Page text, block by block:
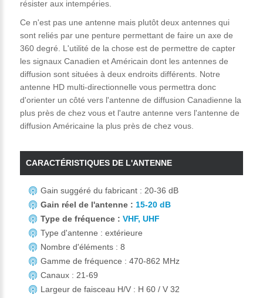
résister aux intempéries.
Ce n'est pas une antenne mais plutôt deux antennes qui
sont reliés par une penture permettant de faire un axe de
360 degré. L'utilité de la chose est de permettre de capter
les signaux Canadien et Américain dont les antennes de
diffusion sont situées à deux endroits différents. Notre
antenne HD multi-directionnelle vous permettra donc
d'orienter un côté vers l'antenne de diffusion Canadienne la
plus près de chez vous et l'autre antenne vers l'antenne de
diffusion Américaine la plus près de chez vous.
CARACTÉRISTIQUES DE L'ANTENNE
Gain suggéré du fabricant : 20-36 dB
Gain réel de l'antenne : 15-20 dB
Type de fréquence : VHF, UHF
Type d'antenne : extérieure
Nombre d'éléments : 8
Gamme de fréquence : 470-862 MHz
Canaux : 21-69
Largeur de faisceau H/V : H 60 / V 32